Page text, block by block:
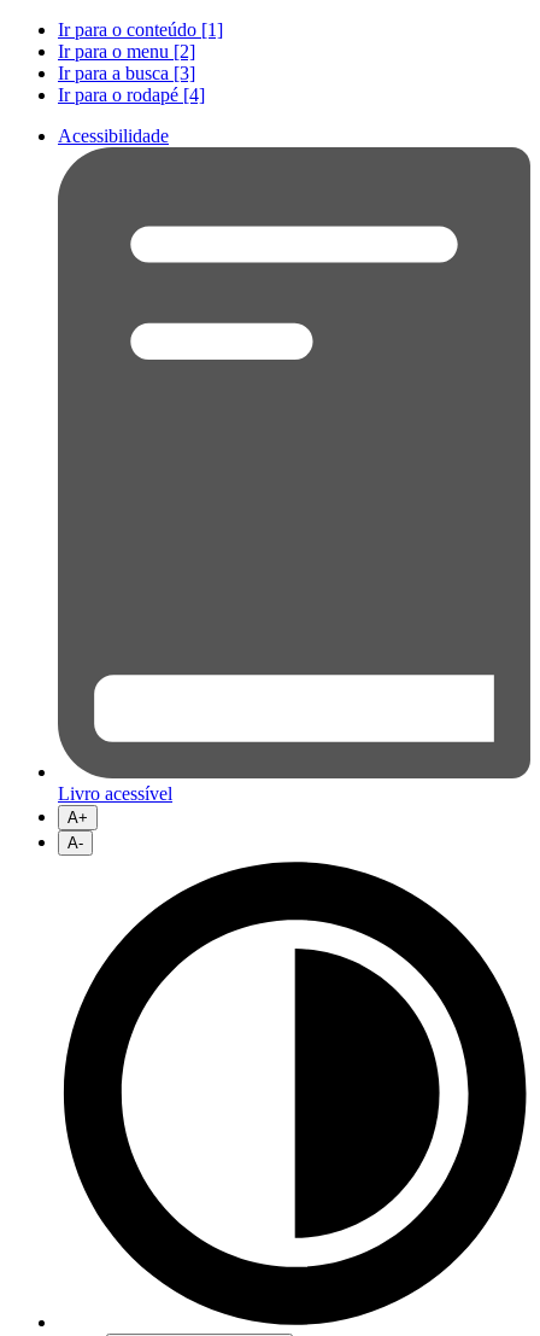
Ir para o conteúdo [1]
Ir para o menu [2]
Ir para a busca [3]
Ir para o rodapé [4]
Acessibilidade
Livro acessível
A+
A-